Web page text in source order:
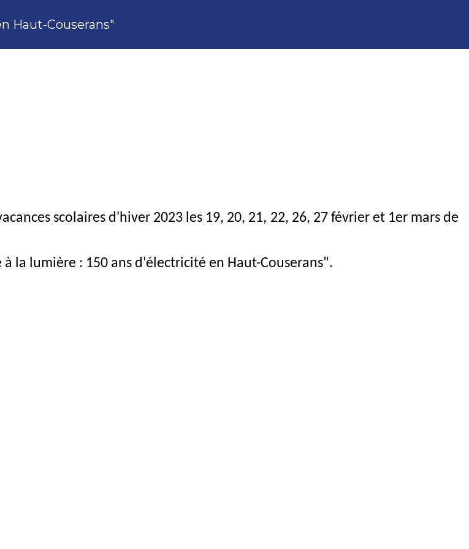
Haut-Couserans"
scolaires d'hiver 2023 les 19, 20, 21, 22, 26, 27 février et 1er mars de
la lumière : 150 ans d'électricité en Haut-Couserans".